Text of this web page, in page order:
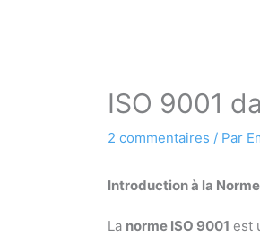
ISO 9001
2 commentaires / Par
Introduction à la
La norme ISO 9001 est